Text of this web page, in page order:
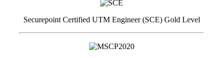
Securepoint Certified UTM Engineer (SCE) Gold Level